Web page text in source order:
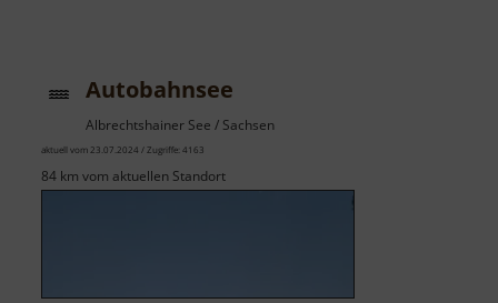
Autobahnsee
Albrechtshainer See / Sachsen
aktuell vom 23.07.2024 / Zugriffe: 4163
84 km vom aktuellen Standort